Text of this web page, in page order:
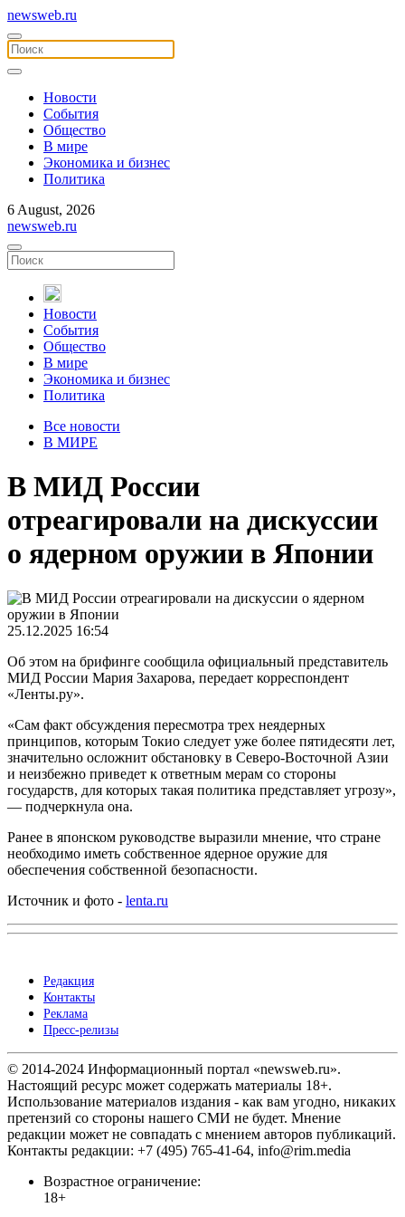
newsweb.ru
Новости
События
Общество
В мире
Экономика и бизнес
Политика
6 August, 2026
newsweb.ru
Новости
События
Общество
В мире
Экономика и бизнес
Политика
Все новости
В МИРЕ
В МИД России
отреагировали на дискуссии
о ядерном оружии в Японии
25.12.2025 16:54
Об этом на брифинге сообщила официальный представитель
МИД России Мария Захарова, передает корреспондент
«Ленты.ру».
«Сам факт обсуждения пересмотра трех неядерных
принципов, которым Токио следует уже более пятидесяти лет,
значительно осложнит обстановку в Северо-Восточной Азии
и неизбежно приведет к ответным мерам со стороны
государств, для которых такая политика представляет угрозу»,
— подчеркнула она.
Ранее в японском руководстве выразили мнение, что стране
необходимо иметь собственное ядерное оружие для
обеспечения собственной безопасности.
Источник и фото - lenta.ru
Редакция
Контакты
Реклама
Пресс-релизы
© 2014-2024 Информационный портал «newsweb.ru».
Настоящий ресурс может содержать материалы 18+.
Использование материалов издания - как вам угодно, никаких
претензий со стороны нашего СМИ не будет. Мнение
редакции может не совпадать с мнением авторов публикаций.
Контакты редакции: +7 (495) 765-41-64, info@rim.media
Возрастное ограничение:
18+